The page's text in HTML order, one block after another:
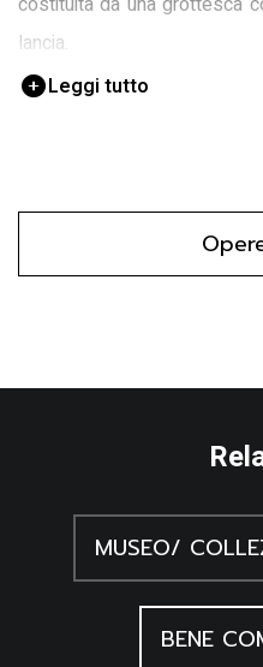
lancia.
Leggi tutto
MUSEO/
BENE